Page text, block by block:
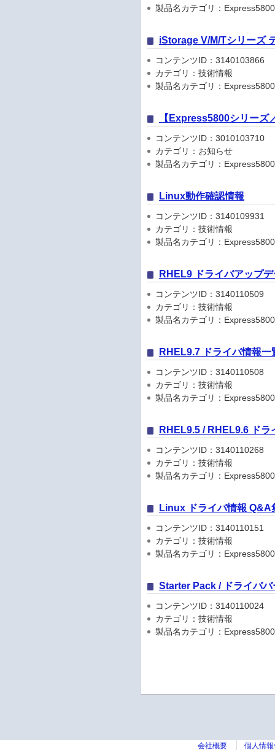
製品名カテゴリ：
iStorage V/M/Tシリーズ
コンテンツID：3140103866
カテゴリ：技術情報
製品名カテゴリ：
【Express5800シリー
コンテンツID：3010103710
カテゴリ：お知らせ
製品名カテゴリ：
Linux動作確認情報
コンテンツID：3140109931
カテゴリ：技術情報
製品名カテゴリ：
RHEL9 ドライバアップ
コンテンツID：3140110509
カテゴリ：技術情報
製品名カテゴリ：
RHEL9.7 ドライバ情報一
コンテンツID：3140110508
カテゴリ：技術情報
製品名カテゴリ：
RHEL9.5 / RHEL9.6 ドラ
コンテンツID：3140110268
カテゴリ：技術情報
製品名カテゴリ：
Linux ドライバ情報 Q&A
コンテンツID：3140110151
カテゴリ：技術情報
製品名カテゴリ：
Starter Pack / ドライババ
コンテンツID：3140110024
カテゴリ：技術情報
製品名カテゴリ：
会社概要 個人情